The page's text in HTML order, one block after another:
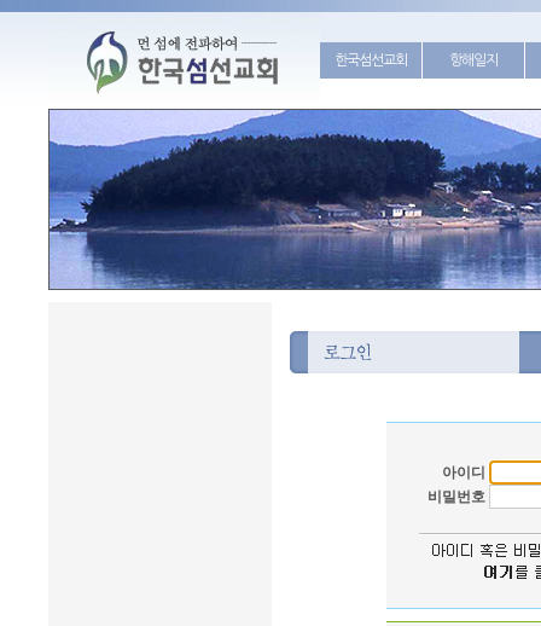
한국섬선교회 항해일지
아이디
비밀번호